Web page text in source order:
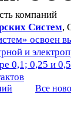
компаний
Систем,
освоен
и
0,1; 0,25 и 0,5
Все